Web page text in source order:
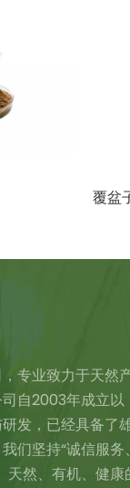
覆盆
专业致力于天然
自2003年成立以
发，已经具备了
们坚持“诚信服务、
天然、有机、健康